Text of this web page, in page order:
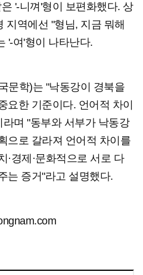
'-니껴'형이 보편화했다. 상
지역에선 "형님, 지금 뭐해
'-여'형이 나타난다.
문학)는 "낙동강이 경북을
요한 기준이다. 언어적 차이
며 "동부와 서부가 낙동강
으로 갈라져 언어적 차이를
·경제·문화적으로 서로 다
는 증거"라고 설명했다.